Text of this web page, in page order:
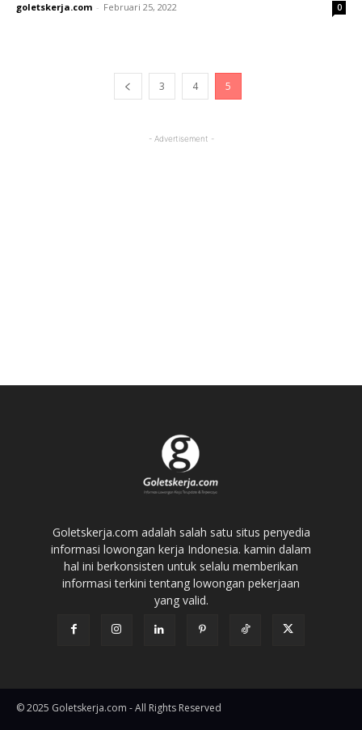
goletskerja.com - Februari 25, 2022 0
3 4 5
- Advertisement -
Goletskerja.com adalah salah satu situs penyedia
informasi lowongan kerja Indonesia. kamin dalam
hal ini berkonsisten untuk selalu memberikan
informasi terkini tentang lowongan pekerjaan
yang valid.
© 2025 Goletskerja.com - All Rights Reserved